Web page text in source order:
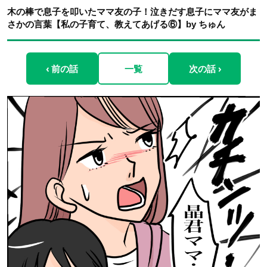
木の棒で息子を叩いたママ友の子！泣きだす息子にママ友がま
さかの言葉【私の子育て、教えてあげる⑥】by ちゅん
‹ 前の話 一覧 次の話 ›